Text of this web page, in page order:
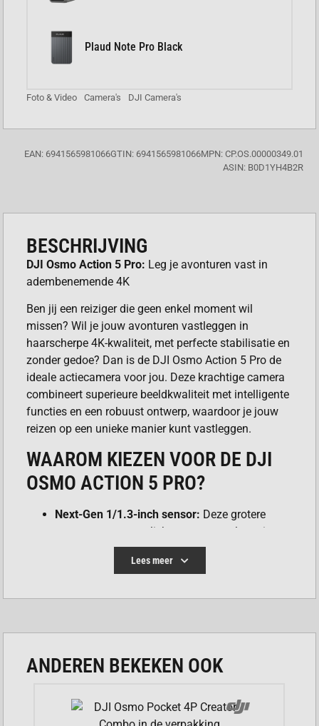
Plaud Note Pro Black
Foto & Video Camera's DJI Camera's
EAN: 6941565981066GTIN: 6941565981066MPN: CP.OS.00000349.01
ASIN: B0D1YH4B2R
BESCHRIJVING
DJI Osmo Action 5 Pro: Leg je avonturen vast in
adembenemende 4K
Ben jij een reiziger die geen enkel moment wil
missen? Wil je jouw avonturen vastleggen in
haarscherpe 4K-kwaliteit, met perfecte stabilisatie en
zonder gedoe? Dan is de DJI Osmo Action 5 Pro de
ideale actiecamera voor jou. Deze krachtige camera
combineert superieure beeldkwaliteit met intelligente
functies en een robuust ontwerp, waardoor je jouw
reizen op een unieke manier kunt vastleggen.
WAAROM KIEZEN VOOR DE DJI
OSMO ACTION 5 PRO?
Next-Gen 1/1.3-inch sensor: Deze grotere
sensor vangt meer licht op, wat resulteert in
helderdere beelden met meer details, zelfs bij
weinig licht. Ideaal voor het vastleggen van
omgevingen in de natuur.
actiemomenten vast in super slow motion met
detail wordt vastgelegd, waardoor je
RockSteady 3.0 & HorizonSteady:DJI’s
geavanceerde stabilisatietechnologieën zorgen
Lees meer
ANDEREN BEKEKEN OOK